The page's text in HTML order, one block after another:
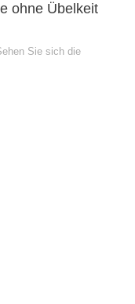
ohne Übelkeit
Sie sich die